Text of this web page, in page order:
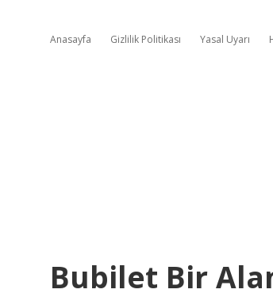
Anasayfa Gizlilik Politikası Yasal Uyarı
Bubilet Bir